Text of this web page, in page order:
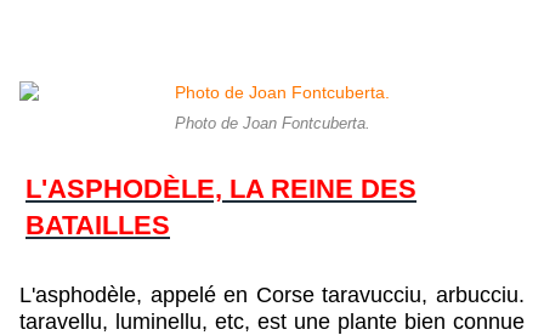
Photo de Joan Fontcuberta.
L'ASPHODÈLE, LA REINE DES
BATAILLES
L'asphodèle, appelé en Corse taravucciu, arbucciu.
taravellu, luminellu, etc, est une plante bien connue